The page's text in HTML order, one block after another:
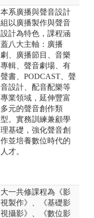
本系廣播與聲音設計
組以廣播製作與聲音
設計為特色，課程涵
蓋八大主軸：廣播
劇、廣播節目、音樂
專輯、聲音劇場、有
聲書、PODCAST、聲
音設計、配音配樂等
專業領域，延伸豐富
多元的聲音創作類
型。實務訓練兼顧學
理基礎，強化聲音創
作並培養數位時代的
人才。
大一共修課程為《影
視製作》、《基礎影
視攝影》、《數位影